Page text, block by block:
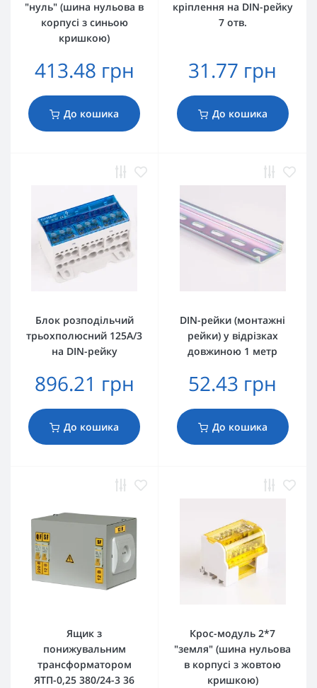
"нуль" (шина нульова в
корпусі з синьою
кришкою)
413.48 грн
До кошика
кріплення на DIN-рейку
7 отв.
31.77 грн
До кошика
Блок розподільчий
трьохполюсний 125А/3
на DIN-рейку
896.21 грн
До кошика
DIN-рейки (монтажні
рейки) у відрізках
довжиною 1 метр
52.43 грн
До кошика
Ящик з
понижувальним
трансформатором
ЯТП-0,25 380/24-3 36
Крос-модуль 2*7
"земля" (шина нульова
в корпусі з жовтою
кришкою)